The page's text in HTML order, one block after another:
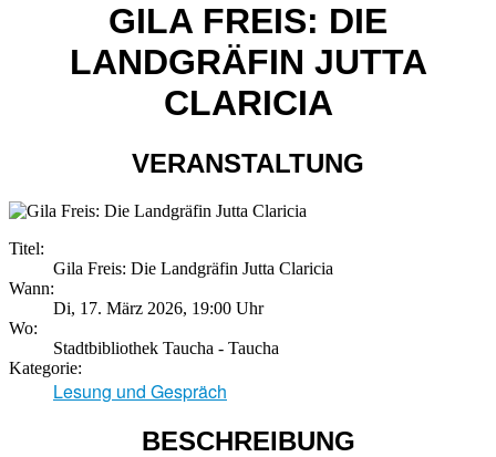
GILA FREIS: DIE
LANDGRÄFIN JUTTA
CLARICIA
VERANSTALTUNG
Titel:
Gila Freis: Die Landgräfin Jutta Claricia
Wann:
Di, 17. März 2026, 19:00 Uhr
Wo:
Stadtbibliothek Taucha - Taucha
Kategorie:
Lesung und Gespräch
BESCHREIBUNG